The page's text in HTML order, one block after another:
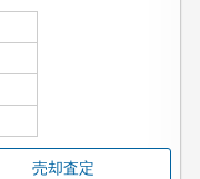
売却査定